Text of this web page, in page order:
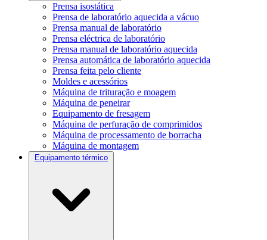
Prensa isostática
Prensa de laboratório aquecida a vácuo
Prensa manual de laboratório
Prensa eléctrica de laboratório
Prensa manual de laboratório aquecida
Prensa automática de laboratório aquecida
Prensa feita pelo cliente
Moldes e acessórios
Máquina de trituração e moagem
Máquina de peneirar
Equipamento de fresagem
Máquina de perfuração de comprimidos
Máquina de processamento de borracha
Máquina de montagem
Equipamento térmico